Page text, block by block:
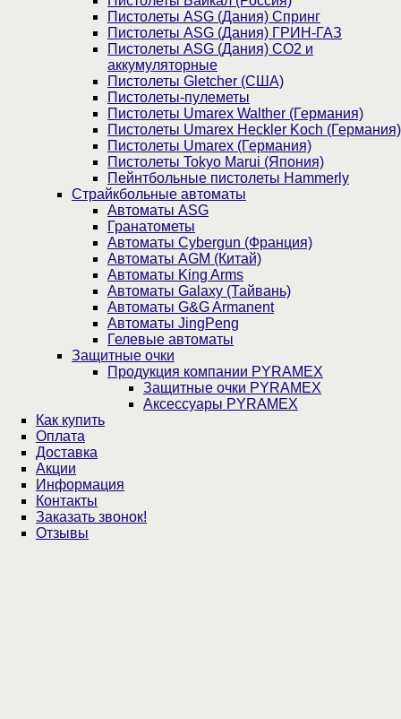
Пистолеты ASG (Дания) Спринг
Пистолеты ASG (Дания) ГРИН-ГАЗ
Пистолеты ASG (Дания) CO2 и
аккумуляторные
Пистолеты Gletcher (США)
Пистолеты-пулеметы
Пистолеты Umarex Walther (Германия)
Пистолеты Umarex Heckler Koch (Германия)
Пистолеты Umarex (Германия)
Пистолеты Tokyo Marui (Япония)
Пейнтбольные пистолеты Hammerly
Страйкбольные автоматы
Автоматы ASG
Гранатометы
Автоматы Cybergun (Франция)
Автоматы AGM (Китай)
Автоматы King Arms
Автоматы Galaxy (Тайвань)
Автоматы G&G Armanent
Автоматы JingPeng
Гелевые автоматы
Защитные очки
Продукция компании PYRAMEX
Защитные очки PYRAMEX
Аксессуары PYRAMEX
Как купить
Оплата
Доставка
Акции
Информация
Контакты
Заказать звонок!
Отзывы